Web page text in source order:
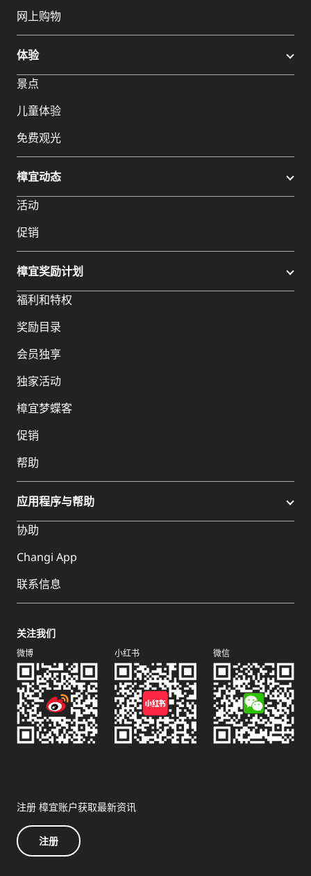
网上购物
体验
景点
儿童体验
免费观光
樟宜动态
活动
促销
樟宜奖励计划
福利和特权
奖励目录
会员独享
独家活动
樟宜梦蝶客
促销
帮助
应用程序与帮助
协助
Changi App
联系信息
关注我们
微博 小红书 微信
注册 樟宜账户获取最新资讯
注册